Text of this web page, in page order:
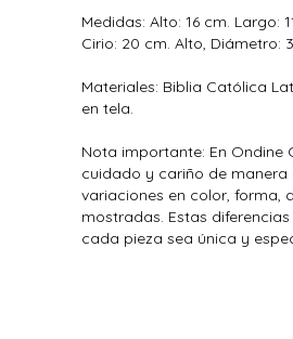
Medidas: Alto: 16 cm. Largo:
Cirio: 20 cm. Alto, Diámetro:
Materiales: Biblia Católica
en tela.
Nota importante: En
cuidado y cariño de manera
variaciones en color, forma,
mostradas. Estas
cada pieza sea única y